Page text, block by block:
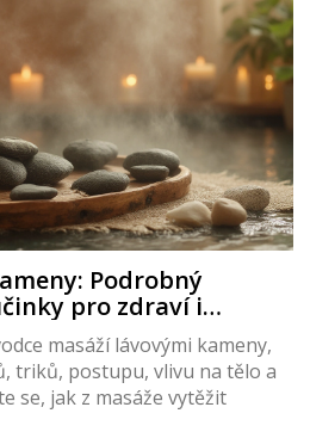
Podrobný
pro zdraví i
masáží lávovými kameny,
triků, postupu, vlivu na tělo a
se, jak z masáže vytěžit